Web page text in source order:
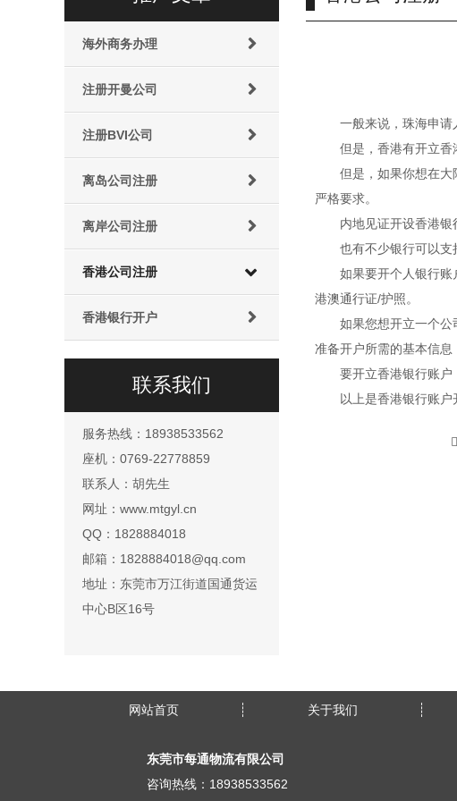
海外商务办理
注册开曼公司
注册BVI公司
离岛公司注册
离岸公司注册
香港公司注册
香港银行开户
联系我们
服务热线：18938533562
座机：0769-22778859
联系人：胡先生
网址：www.mtgyl.cn
QQ：1828884018
邮箱：1828884018@qq.com
地址：东莞市万江街道国通货运
中心B区16号
一般来说，珠海申请
但是，香港有开立香
但是，如果你想在
严格要求。
内地见证开设香港银
也有不少银行可以支
如果要开个人银行账
港澳通行证/护照。
如果您想开立一个
准备开户所需的基本信息
要开立香港银行账户
以上是香港银行账户
网站首页 关于我们
东莞市每通物流有限公司
咨询热线：18938533562